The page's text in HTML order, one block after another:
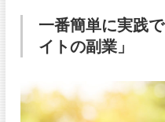
一番簡単に実践
イトの副業」